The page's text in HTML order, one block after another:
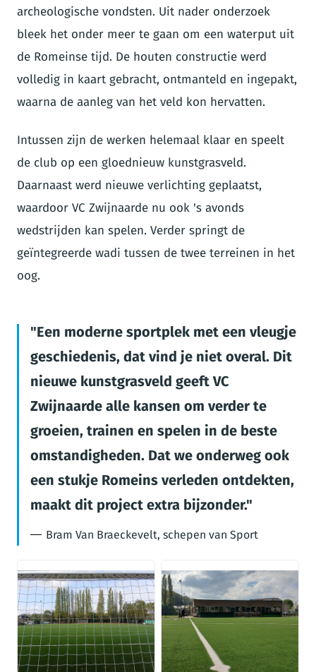
archeologische vondsten. Uit nader onderzoek
bleek het onder meer te gaan om een waterput uit
de Romeinse tijd. De houten constructie werd
volledig in kaart gebracht, ontmanteld en ingepakt,
waarna de aanleg van het veld kon hervatten.
Intussen zijn de werken helemaal klaar en speelt
de club op een gloednieuw kunstgrasveld.
Daarnaast werd nieuwe verlichting geplaatst,
waardoor VC Zwijnaarde nu ook 's avonds
wedstrijden kan spelen. Verder springt de
geïntegreerde wadi tussen de twee terreinen in het
oog.
Een moderne sportplek met een vleugje
geschiedenis, dat vind je niet overal. Dit
nieuwe kunstgrasveld geeft VC
Zwijnaarde alle kansen om verder te
groeien, trainen en spelen in de beste
omstandigheden. Dat we onderweg ook
een stukje Romeins verleden ontdekten,
maakt dit project extra bijzonder.
Bram Van Braeckevelt, schepen van Sport
JPG JPG